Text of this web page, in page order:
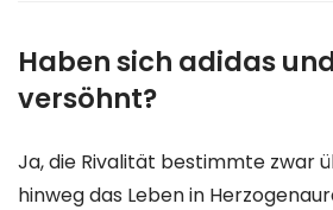
Haben sich adidas
versöhnt?
Ja, die Rivalität bestimmte zwar
hinweg das Leben in